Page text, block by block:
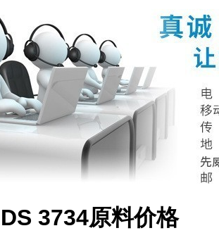
3734原料价格